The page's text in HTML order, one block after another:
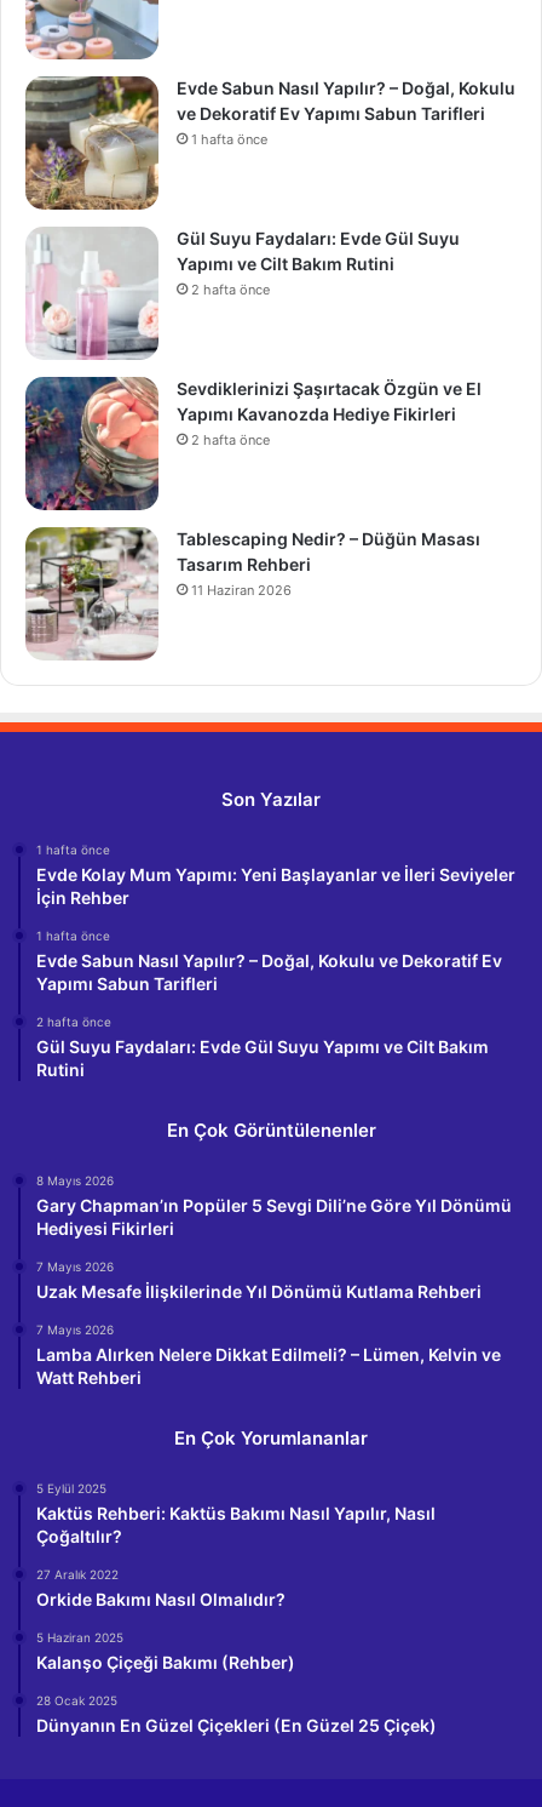
Evde Sabun Nasıl Yapılır? – Doğal, Kokulu
ve Dekoratif Ev Yapımı Sabun Tarifleri
1 hafta önce
Gül Suyu Faydaları: Evde Gül Suyu
Yapımı ve Cilt Bakım Rutini
2 hafta önce
Sevdiklerinizi Şaşırtacak Özgün ve El
Yapımı Kavanozda Hediye Fikirleri
2 hafta önce
Tablescaping Nedir? – Düğün Masası
Tasarım Rehberi
11 Haziran 2026
Son Yazılar
1 hafta önce
Evde Kolay Mum Yapımı: Yeni Başlayanlar ve İleri Seviyeler
İçin Rehber
1 hafta önce
Evde Sabun Nasıl Yapılır? – Doğal, Kokulu ve Dekoratif Ev
Yapımı Sabun Tarifleri
2 hafta önce
Gül Suyu Faydaları: Evde Gül Suyu Yapımı ve Cilt Bakım
Rutini
En Çok Görüntülenenler
8 Mayıs 2026
Gary Chapman’ın Popüler 5 Sevgi Dili’ne Göre Yıl Dönümü
Hediyesi Fikirleri
7 Mayıs 2026
Uzak Mesafe İlişkilerinde Yıl Dönümü Kutlama Rehberi
7 Mayıs 2026
Lamba Alırken Nelere Dikkat Edilmeli? – Lümen, Kelvin ve
Watt Rehberi
En Çok Yorumlananlar
5 Eylül 2025
Kaktüs Rehberi: Kaktüs Bakımı Nasıl Yapılır, Nasıl
Çoğaltılır?
27 Aralık 2022
Orkide Bakımı Nasıl Olmalıdır?
5 Haziran 2025
Kalanşo Çiçeği Bakımı (Rehber)
28 Ocak 2025
Dünyanın En Güzel Çiçekleri (En Güzel 25 Çiçek)